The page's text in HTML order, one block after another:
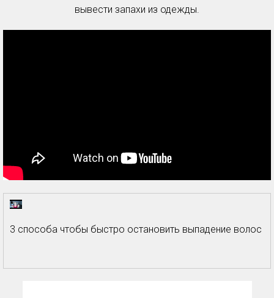
вывести запахи из одежды.
3 способа чтобы быстро остановить выпадение волос